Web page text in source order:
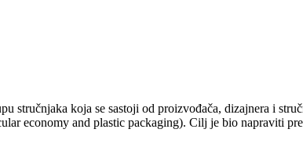
koja se sastoji od proizvođača, dizajnera i
economy and plastic packaging). Cilj je bio napraviti